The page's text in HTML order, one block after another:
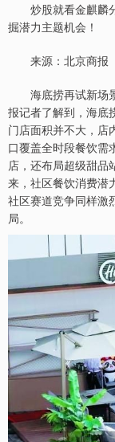
炒股就看金麒麟分
掘潜力主题机会！
来源：北京商报
海底捞再试新场景
报记者了解到，海底
门店面积并不大，店
口覆盖全时段餐饮需
店，还布局超级甜品
来，社区餐饮消费潜
社区赛道竞争同样激
局。